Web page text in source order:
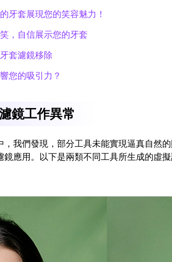
牙套展現您的笑容魅力！
，自信展示您的牙套
套濾鏡移除
您的吸引力？
鏡工作異常
我們發現，部分工具未能實現逼真自然
應用。以下是兩類不同工具所生成的虛擬